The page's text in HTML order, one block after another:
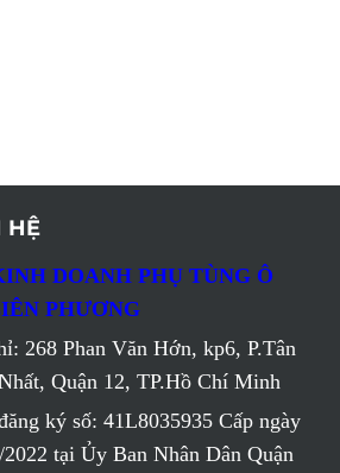
HỆ
DOANH PHỤ TÙNG Ô
PHƯƠNG
268 Phan Văn Hớn, kp6, P.Tân
Quận 12, TP.Hồ Chí Minh
ký số: 41L8035935 Cấp ngày
2022 tại Ủy Ban Nhân Dân Quận